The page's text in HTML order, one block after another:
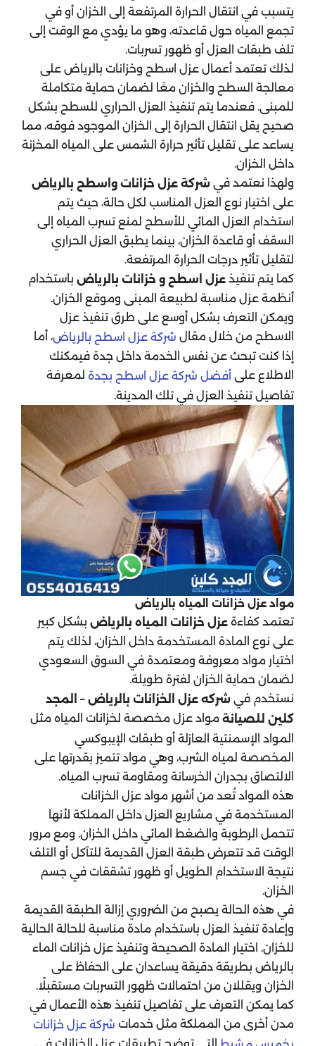
يتسبب في انتقال الحرارة المرتفعة إلى الخزان أو في
تجمع المياه حول قاعدته، وهو ما يؤدي مع الوقت إلى
تلف طبقات العزل أو ظهور تسربات.
لذلك تعتمد أعمال عزل اسطح وخزانات بالرياض على
معالجة السطح والخزان معًا لضمان حماية متكاملة
للمبنى. فعندما يتم تنفيذ العزل الحراري للسطح بشكل
صحيح يقل انتقال الحرارة إلى الخزان الموجود فوقه، مما
يساعد على تقليل تأثير حرارة الشمس على المياه المخزنة
داخل الخزان.
ولهذا نعتمد في شركة عزل خزانات واسطح بالرياض
على اختيار نوع العزل المناسب لكل حالة، حيث يتم
استخدام العزل المائي للأسطح لمنع تسرب المياه إلى
السقف أو قاعدة الخزان، بينما يطبق العزل الحراري
لتقليل تأثير درجات الحرارة المرتفعة.
كما يتم تنفيذ عزل اسطح و خزانات بالرياض باستخدام
أنظمة عزل مناسبة لطبيعة المبنى وموقع الخزان.
ويمكن التعرف بشكل أوسع على طرق تنفيذ عزل
الاسطح من خلال مقال شركة عزل اسطح بالرياض، أما
إذا كنت تبحث عن نفس الخدمة داخل جدة فيمكنك
الاطلاع على أفضل شركة عزل اسطح بجدة لمعرفة
تفاصيل تنفيذ العزل في تلك المدينة.
مواد عزل خزانات المياه بالرياض
تعتمد كفاءة عزل خزانات المياه بالرياض بشكل كبير
على نوع المادة المستخدمة داخل الخزان، لذلك يتم
اختيار مواد معروفة ومعتمدة في السوق السعودي
لضمان حماية الخزان لفترة طويلة.
نستخدم في شركه عزل الخزانات بالرياض – المجد
كلين للصيانة مواد عزل مخصصة لخزانات المياه مثل
المواد الإسمنتية العازلة أو طبقات الإيبوكسي
المخصصة لمياه الشرب، وهي مواد تتميز بقدرتها على
الالتصاق بجدران الخرسانة ومقاومة تسرب المياه.
هذه المواد تُعد من أشهر مواد عزل الخزانات
المستخدمة في مشاريع العزل داخل المملكة لأنها
تتحمل الرطوبة والضغط المائي داخل الخزان. ومع مرور
الوقت قد تتعرض طبقة العزل القديمة للتآكل أو التلف
نتيجة الاستخدام الطويل أو ظهور تشققات في جسم
الخزان.
في هذه الحالة يصبح من الضروري إزالة الطبقة القديمة
وإعادة تنفيذ العزل باستخدام مادة مناسبة للحالة الحالية
للخزان. اختيار المادة الصحيحة وتنفيذ عزل خزانات الماء
بالرياض بطريقة دقيقة يساعدان على الحفاظ على
الخزان ويقللان من احتمالات ظهور التسربات مستقبلًا.
كما يمكن التعرف على تفاصيل تنفيذ هذه الأعمال في
مدن أخرى من المملكة مثل خدمات شركة عزل خزانات